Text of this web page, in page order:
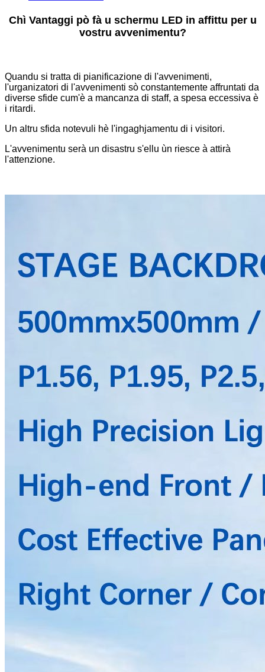
Chì Vantaggi pò fà u schermu LED in affittu per u
vostru avvenimentu?
Quandu si tratta di pianificazione di l'avvenimenti,
l'urganizatori di l'avvenimenti sò constantemente affruntati da
diverse sfide cum'è a mancanza di staff, a spesa eccessiva è
i ritardi.
Un altru sfida notevuli hè l'ingaghjamentu di i visitori.
L'avvenimentu serà un disastru s'ellu ùn riesce à attirà
l'attenzione.